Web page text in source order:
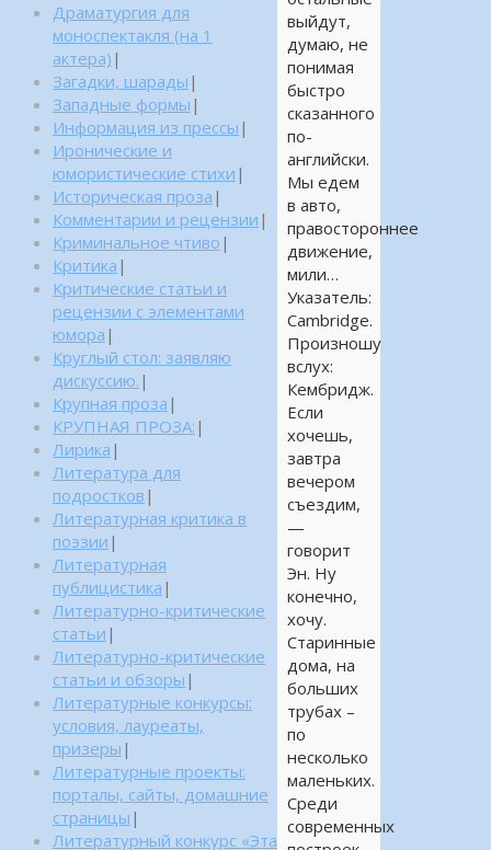
выйдут,
думаю, не
понимая
быстро
сказанного
по-
английски.
Мы едем
в авто,
правостороннее
движение,
мили…
Указатель:
Cambridge.
Произношу
вслух:
Кембридж.
Если
хочешь,
завтра
вечером
съездим,
—
говорит
Эн. Ну
конечно,
хочу.
Старинные
дома, на
больших
трубах –
по
несколько
маленьких.
Среди
современных
Драматургия для
моноспектакля (на 1
актера) |
Загадки, шарады |
Западные формы |
Информация из прессы |
Иронические и
юмористические стихи |
Историческая проза |
Комментарии и рецензии |
Криминальное чтиво |
Критика |
Критические статьи и
рецензии с элементами
юмора |
Круглый стол: заявляю
дискуссию. |
Крупная проза |
КРУПНАЯ ПРОЗА: |
Лирика |
Литература для
подростков |
Литературная критика в
поэзии |
Литературная
публицистика |
Литературно-критические
статьи |
Литературно-критические
статьи и обзоры |
Литературные конкурсы:
условия, лауреаты,
призеры |
Литературные проекты:
порталы, сайты, домашние
страницы |
Литературный конкурс «Эта